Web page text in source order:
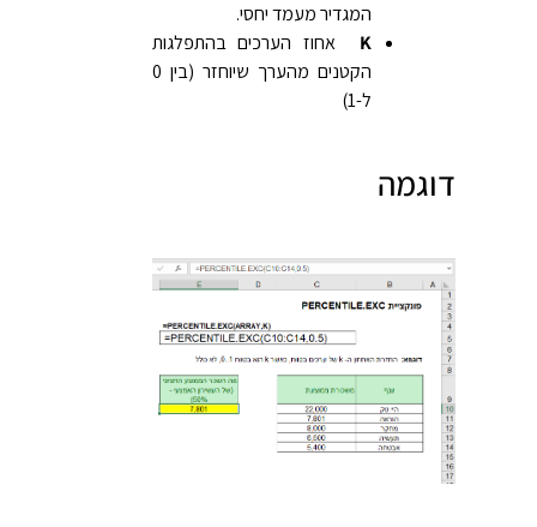
המגדיר מעמד יחסי.
K אחוז הערכים בהתפלגות
הקטנים מהערך שיוחזר (בין 0
ל-1)
דוגמה